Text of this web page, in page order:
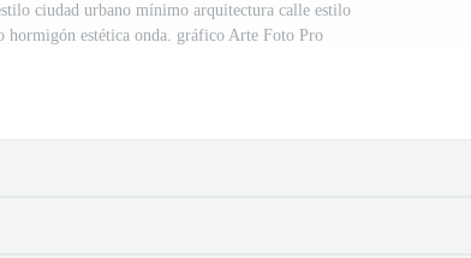
ciudad urbano mínimo arquitectura calle estilo
hormigón estética onda. gráfico Arte Foto Pro